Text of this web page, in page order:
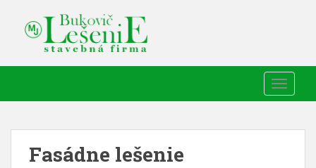
Fasádne lešenie